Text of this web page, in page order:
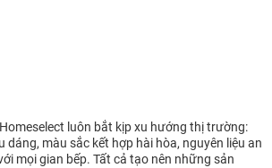
luôn bắt kịp xu hướng thị trường:
dáng, màu sắc kết hợp hài hòa, nguyên liệu an
mọi gian bếp. Tất cả tạo nên những sản